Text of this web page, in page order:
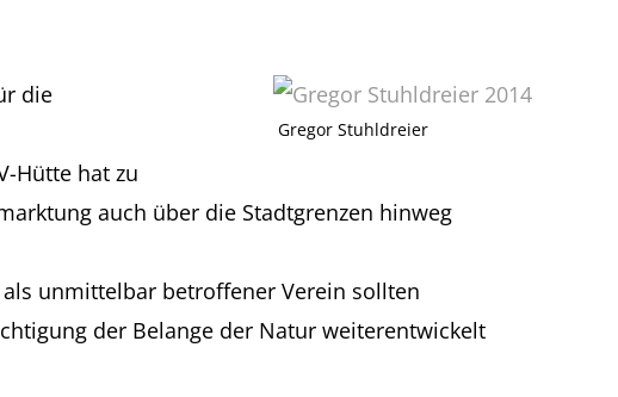
Gregor Stuhldreier
die
Hütte hat zu
auch über die Stadtgrenzen hinweg
unmittelbar betroffener Verein sollten
der Belange der Natur weiterentwickelt